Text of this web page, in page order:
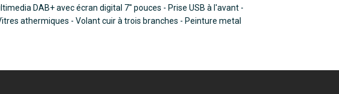
DAB+ avec écran digital 7'' pouces - Prise USB à l'avant -
athermiques - Volant cuir à trois branches - Peinture metal